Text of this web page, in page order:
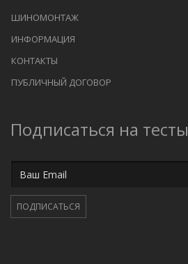
ШИНОМОНТАЖ
ИНФОРМАЦИЯ
КОНТАКТЫ
ПУБЛИЧНЫЙ ДОГОВОР
Подписаться на тесты
ПОДПИСАТЬСЯ